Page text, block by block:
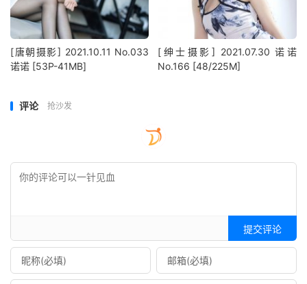
[唐朝摄影] 2021.10.11 No.033
诺诺 [53P-41MB]
[绅士摄影] 2021.07.30 诺诺
No.166 [48/225M]
评论 抢沙发
提交评论